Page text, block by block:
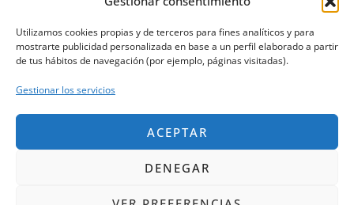
Utilizamos cookies propias y de terceros para fines analíticos y para
mostrarte publicidad personalizada en base a un perfil elaborado a partir
de tus hábitos de navegación (por ejemplo, páginas visitadas).
Gestionar los servicios
ACEPTAR
DENEGAR
AVISO LEGAL
Y AVISO DE PRIVACIDAD
POLÍTICA DE COOKIES